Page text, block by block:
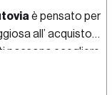
è pensato per
all’ acquisto
possono scegliere
servizio completo,
sorpresa.
i vantaggi del